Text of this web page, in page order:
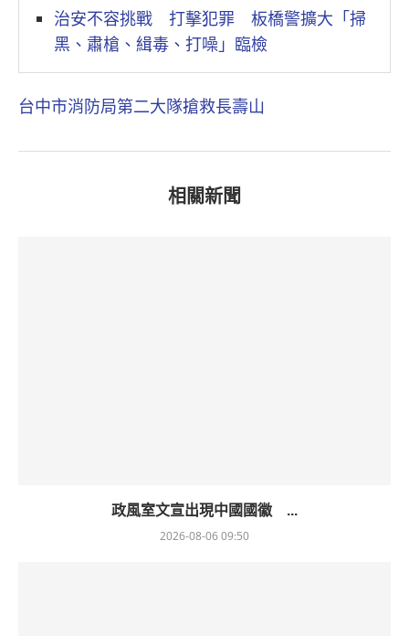
治安不容挑戰 打擊犯罪 板橋警擴大「掃
黑、肅槍、緝毒、打噪」臨檢
台中市消防局第二大隊搶救長壽山
相關新聞
政風室文宣出現中國國徽 ...
2026-08-06 09:50